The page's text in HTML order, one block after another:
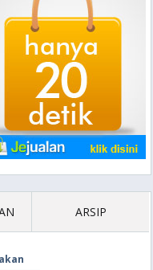
ARSIP